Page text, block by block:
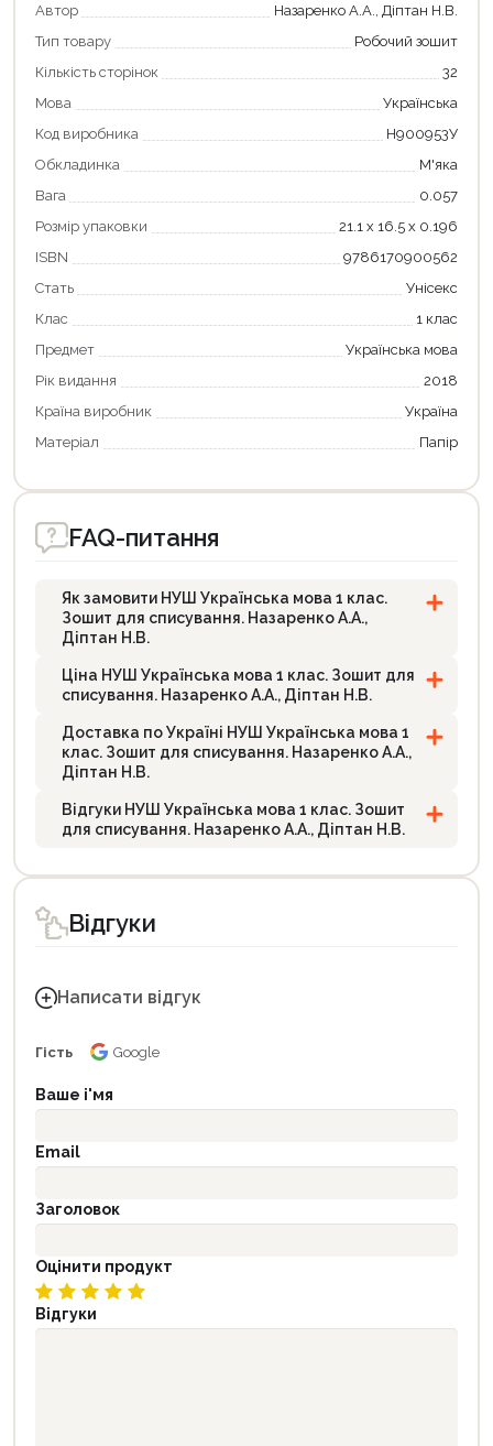
Автор
Назаренко А.А., Діптан Н.В.
Тип товару
Робочий зошит
Кількість сторінок
32
Мова
Українська
Код виробника
Н900953У
Обкладинка
М'яка
Вага
0.057
Розмір упаковки
21.1 х 16.5 х 0.196
ISBN
9786170900562
Стать
Унісекс
Клас
1 клас
Предмет
Українська мова
Рік видання
2018
Країна виробник
Україна
Матеріал
Папір
FAQ-питання
Як замовити НУШ Українська мова 1 клас.
Зошит для списування. Назаренко А.А.,
Діптан Н.В.
Ціна НУШ Українська мова 1 клас. Зошит для
списування. Назаренко А.А., Діптан Н.В.
Доставка по Україні НУШ Українська мова 1
клас. Зошит для списування. Назаренко А.А.,
Діптан Н.В.
Відгуки НУШ Українська мова 1 клас. Зошит
для списування. Назаренко А.А., Діптан Н.В.
Відгуки
Написати відгук
Гість Google
Ваше і'мя
Email
Заголовок
Оцінити продукт
Відгуки
Продовжити покупки
Оформити замовлення